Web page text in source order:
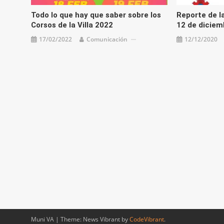
Todo lo que hay que saber sobre los
Corsos de la Villa 2022
17/02/2022 Comunicación
Reporte de
12 de
12/12/2020
Muni VA | Theme: News Vibrant byCodeVibrant.